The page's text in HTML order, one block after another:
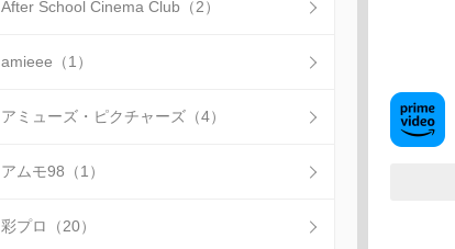
After School Cinema Club（2）
amieee（1）
アミューズ・ピクチャーズ（4）
アムモ98（1）
彩プロ（20）